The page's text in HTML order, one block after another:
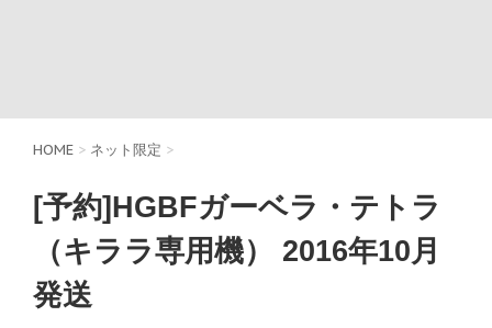
HOME > ネット限定 >
[予約]HGBFガーベラ・テトラ
（キララ専用機） 2016年10月
発送